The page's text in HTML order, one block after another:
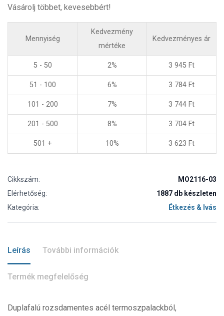
Vásárolj többet, kevesebbért!
Mennyiség
Kedvezmény
mértéke
Kedvezményes ár
5 - 50 2% 3 945 Ft
51 - 100 6% 3 784 Ft
101 - 200 7% 3 744 Ft
201 - 500 8% 3 704 Ft
501 + 10% 3 623 Ft
Cikkszám:
MO2116-03
Elérhetőség:
1887 db készleten
Kategória:
Étkezés & Ivás
Leírás További információk
Termék megfelelőség
Duplafalú rozsdamentes acél termoszpalackból,